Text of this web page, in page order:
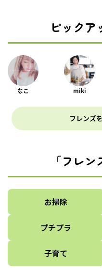
ピックア
なこ miki
フレンズ
「フレ
お掃除
プチプラ
子育て